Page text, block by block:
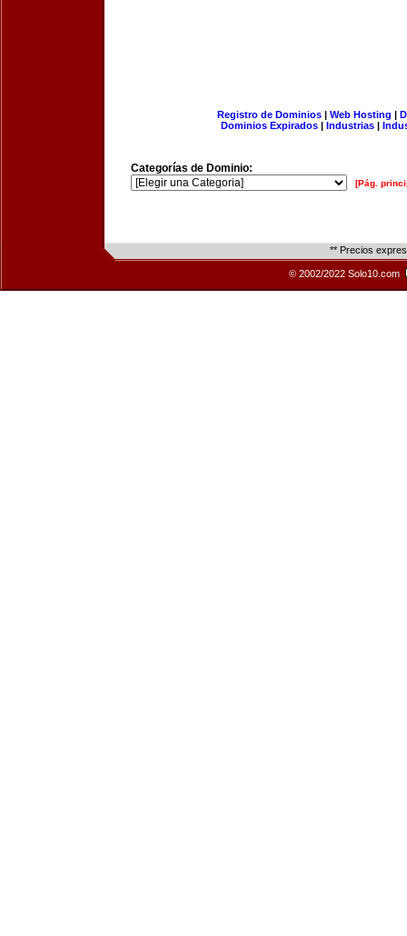
Registro de Dominios| Web Hosting |
Dominios Expirados | Industrias |
Categorías de Dominio:
[Pág.
** Precios
© 2002/2022 Solo10.com